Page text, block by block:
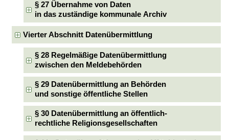
§ 27 Übernahme von Daten
in das zuständige kommunale Archiv
Vierter Abschnitt Datenübermittlung
§ 28 Regelmäßige Datenübermittlung
zwischen den Meldebehörden
§ 29 Datenübermittlung an Behörden
und sonstige öffentliche Stellen
§ 30 Datenübermittlung an öffentlich-
rechtliche Religionsgesellschaften